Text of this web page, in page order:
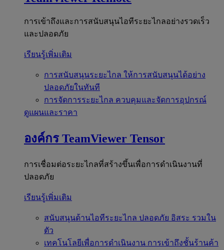
การเข้าถึงและการสนับสนุนไอทีระยะไกลอย่างรวดเร็ว
และปลอดภัย
เรียนรู้เพิ่มเติม
การสนับสนุนระยะไกล ให้การสนับสนุนได้อย่าง
ปลอดภัยในทันที
การจัดการระยะไกล ควบคุมและจัดการอุปกรณ์
ดูแผนและราคา
องค์กร TeamViewer Tensor
การเชื่อมต่อระยะไกลที่สร้างขึ้นเพื่อการดำเนินงานที่
ปลอดภัย
เรียนรู้เพิ่มเติม
สนับสนุนด้านไอทีระยะไกล ปลอดภัย อิสระ รวมใน
ตัว
เทคโนโลยีเพื่อการดำเนินงาน การเข้าถึงชั้นร้านค้า